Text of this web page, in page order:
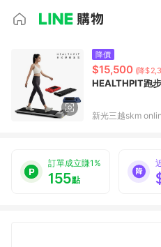
降價
$15,500 (降
HEALTHPIT跑
新光三越skm
訂單成立賺1%
155點